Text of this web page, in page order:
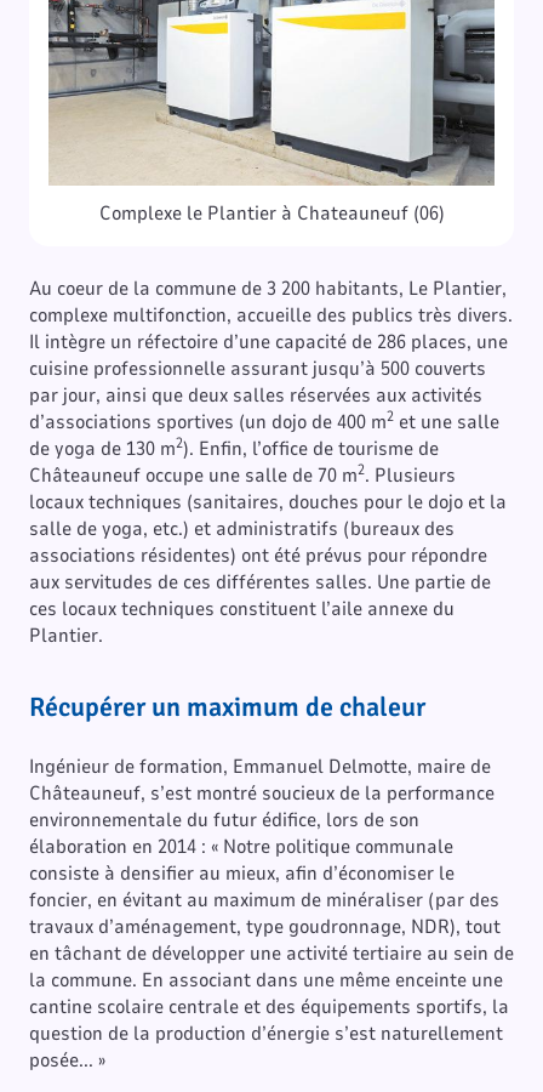
Complexe le Plantier à Chateauneuf (06)
Au coeur de la commune de 3 200 habitants, Le Plantier,
complexe multifonction, accueille des publics très divers.
Il intègre un réfectoire d’une capacité de 286 places, une
cuisine professionnelle assurant jusqu’à 500 couverts
par jour, ainsi que deux salles réservées aux activités
d’associations sportives (un dojo de 400 m2 et une salle
de yoga de 130 m2). Enfin, l’office de tourisme de
Châteauneuf occupe une salle de 70 m2. Plusieurs
locaux techniques (sanitaires, douches pour le dojo et la
salle de yoga, etc.) et administratifs (bureaux des
associations résidentes) ont été prévus pour répondre
aux servitudes de ces différentes salles. Une partie de
ces locaux techniques constituent l’aile annexe du
Plantier.
Récupérer un maximum de chaleur
Ingénieur de formation, Emmanuel Delmotte, maire de
Châteauneuf, s’est montré soucieux de la performance
environnementale du futur édifice, lors de son
élaboration en 2014 : « Notre politique communale
consiste à densifier au mieux, afin d’économiser le
foncier, en évitant au maximum de minéraliser (par des
travaux d’aménagement, type goudronnage, NDR), tout
en tâchant de développer une activité tertiaire au sein de
la commune. En associant dans une même enceinte une
cantine scolaire centrale et des équipements sportifs, la
question de la production d’énergie s’est naturellement
posée... »